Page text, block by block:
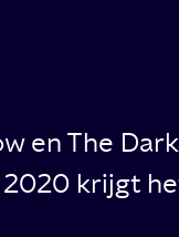
en The
krijgt